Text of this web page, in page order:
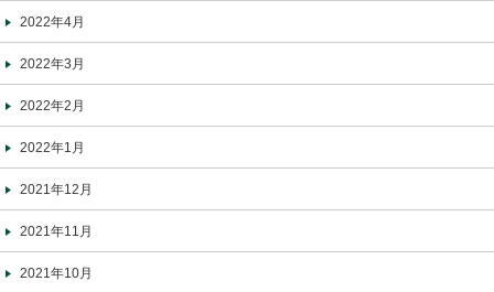
2022年4月
2022年3月
2022年2月
2022年1月
2021年12月
2021年11月
2021年10月